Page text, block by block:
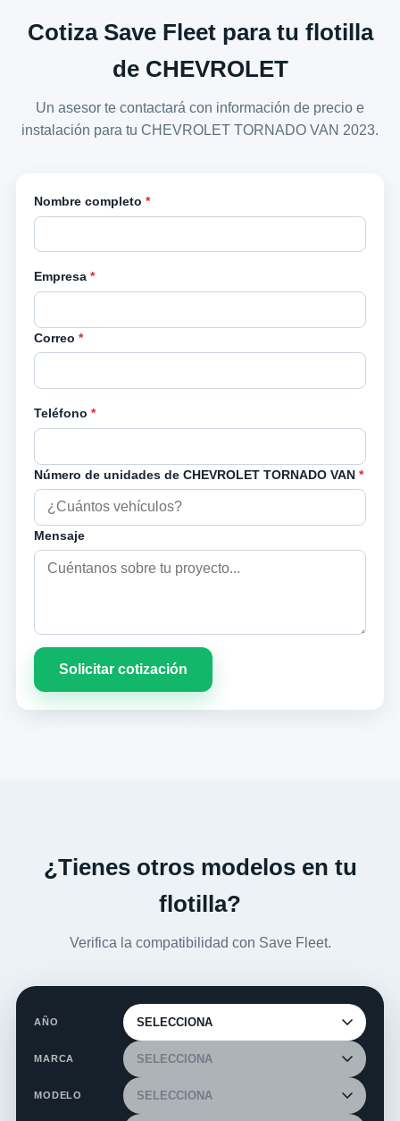
Cotiza Save Fleet para tu flotilla
de CHEVROLET
Un asesor te contactará con información de precio e
instalación para tu CHEVROLET TORNADO VAN 2023.
Nombre completo *
Empresa *
Correo *
Teléfono *
Número de unidades de CHEVROLET TORNADO VAN *
Mensaje
Solicitar cotización
¿Tienes otros modelos en tu
flotilla?
Verifica la compatibilidad con Save Fleet.
AÑO
MARCA
MODELO